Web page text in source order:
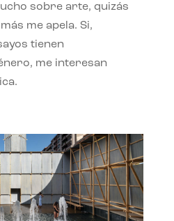
sobre arte, quizás
me apela. Si,
tienen
me interesan